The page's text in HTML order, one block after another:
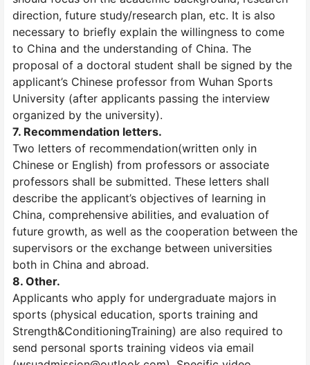
direction, future study/research plan, etc. It is also
necessary to briefly explain the willingness to come
to China and the understanding of China. The
proposal of a doctoral student shall be signed by the
applicant’s Chinese professor from Wuhan Sports
University (after applicants passing the interview
organized by the university).
7. Recommendation letters.
Two letters of recommendation(written only in
Chinese or English) from professors or associate
professors shall be submitted. These letters shall
describe the applicant’s objectives of learning in
China, comprehensive abilities, and evaluation of
future growth, as well as the cooperation between the
supervisors or the exchange between universities
both in China and abroad.
8. Other.
Applicants who apply for undergraduate majors in
sports (physical education, sports training and
Strength&ConditioningTraining) are also required to
send personal sports training videos via email